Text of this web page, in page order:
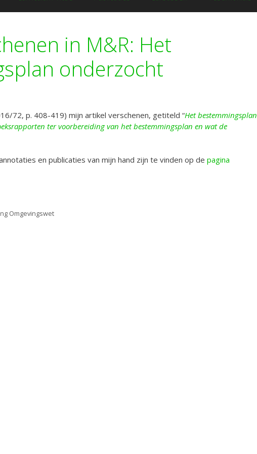
in M&R: Het
onderzocht
72, p. 408-419) mijn artikel verschenen, getiteld “Het bestemmingsplan
ter voorbereiding van het bestemmingsplan en wat de
en publicaties van mijn hand zijn te vinden op de pagina
Omgevingswet